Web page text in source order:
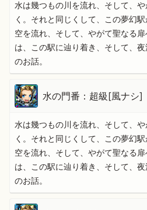
水は幾つもの川を流れ、そして、
く。それと同じくして、この夢幻
空を流れ、そして、やがて聖なる
は、この駅に辿り着き、そして、
のお話。
水の門番：超級[風ナシ]
水は幾つもの川を流れ、そして、
く。それと同じくして、この夢幻
空を流れ、そして、やがて聖なる
は、この駅に辿り着き、そして、
のお話。